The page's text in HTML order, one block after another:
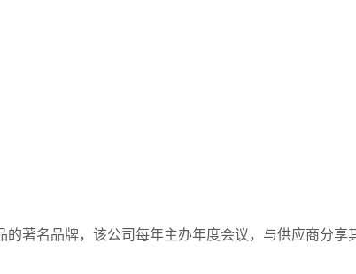
著名品牌，该公司每年主办年度会议，与供应商分享